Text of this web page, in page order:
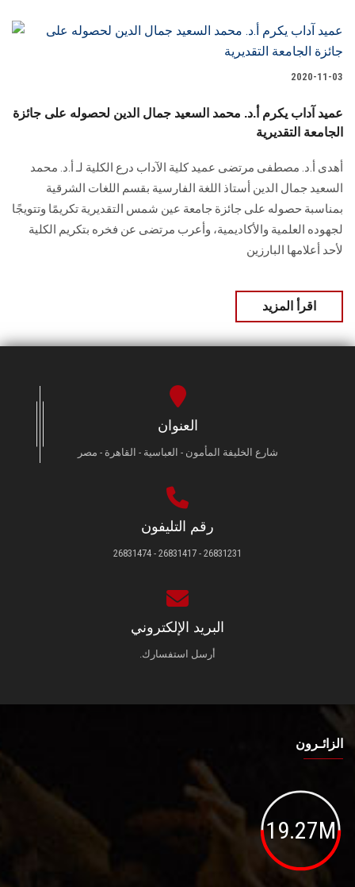
الخريجين
الموظفون
2020-11-03
عميد آداب يكرم أ.د. محمد السعيد جمال الدين لحصوله على جائزة
الجامعة التقديرية
أهدى أ.د. مصطفى مرتضى عميد كلية الآداب درع الكلية لـ أ.د. محمد
السعيد جمال الدين أستاذ اللغة الفارسية بقسم اللغات الشرقية
بمناسبة حصوله على جائزة جامعة عين شمس التقديرية تكريمًا وتتويجًا
لجهوده العلمية والأكاديمية، وأعرب مرتضى عن فخره بتكريم الكلية
لأحد أعلامها البارزين
اقرأ المزيد
العنوان
شارع الخليفة المأمون - العباسية - القاهرة - مصر
رقم التليفون
26831231 - 26831417 - 26831474
البريد الإلكتروني
أرسل استفسارك.
الزائـرون
19.27M